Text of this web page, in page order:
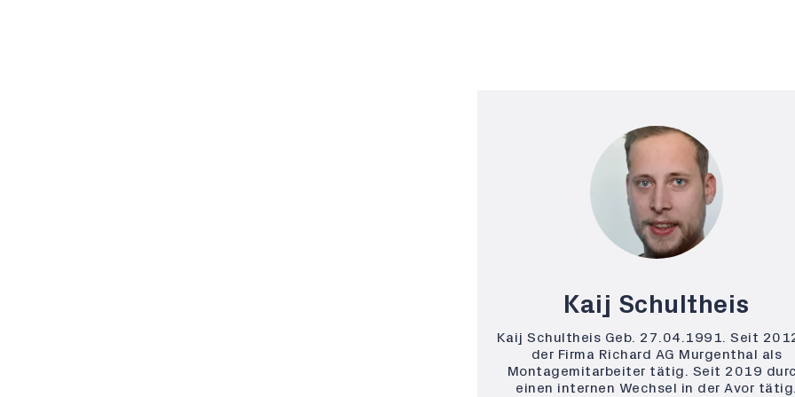
Kaij Schultheis
Kaij Schultheis Geb. 27.04.1991. Seit
der Firma Richard AG Murgenthal als
Montagemitarbeiter tätig. Seit 2019
einen internen Wechsel in der Avor tätig.